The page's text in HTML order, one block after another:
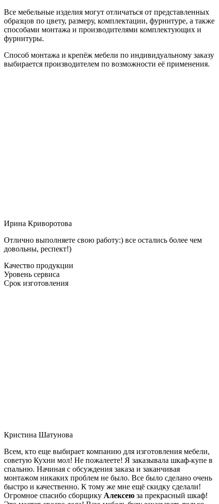
Все мебельные изделия могут отличаться от представленных
образцов по цвету, размеру, комплектации, фурнитуре, а также
способами монтажа и производителями комплектующих и
фурнитуры.
Способ монтажа и крепёж мебели по индивидуальному заказу
выбирается производителем по возможности её применения.
Ирина Криворотова
Отлично выполняете свою работу:) все остались более чем
довольны, респект!)
Качество продукции
Уровень сервиса
Срок изготовления
Кристина Шатунова
Всем, кто еще выбирает компанию для изготовления мебели,
советую Кухни мол! Не пожалеете! Я заказывала шкаф-купе в
спальню. Начиная с обсуждения заказа и заканчивая
монтажом никаких проблем не было. Все было сделано очень
быстро и качественно. К тому же мне ещё скидку сделали!
Огромное спасибо сборщику Алексею за прекрасный шкаф!